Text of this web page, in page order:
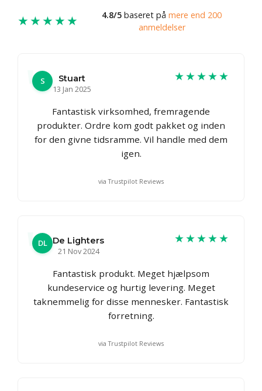
★★★★★ 4.8/5 baseret på mere end 200
anmeldelser
S
Stuart
13 Jan 2025
★★★★★
Fantastisk virksomhed, fremragende
produkter. Ordre kom godt pakket og inden
for den givne tidsramme. Vil handle med dem
igen.
via Trustpilot Reviews
DL De Lighters
21 Nov 2024
★★★★★
Fantastisk produkt. Meget hjælpsom
kundeservice og hurtig levering. Meget
taknemmelig for disse mennesker. Fantastisk
forretning.
via Trustpilot Reviews